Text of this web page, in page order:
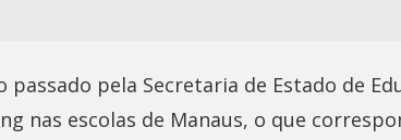
pela Secretaria de Estado de
nas escolas de Manaus, o que